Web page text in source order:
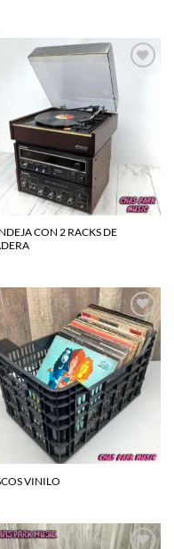
CON 2 RACKS DE
Agregar
a la
lista de
deseos
VINILO